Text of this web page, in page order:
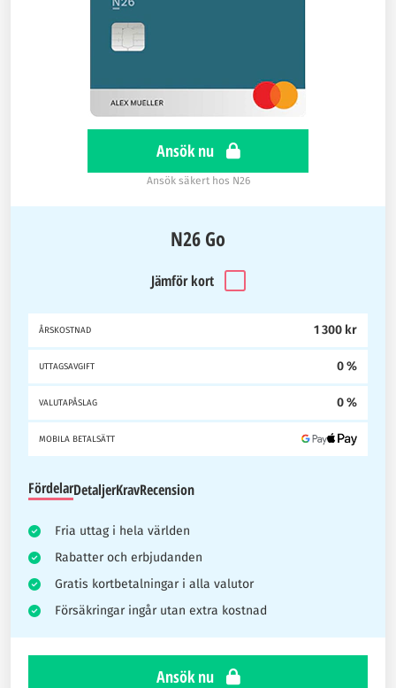
Ansök nu
Ansök säkert hos N26
N26 Go
Jämför kort
ÅRSKOSTNAD 1 300 kr
UTTAGSAVGIFT 0 %
VALUTAPÅSLAG 0 %
MOBILA BETALSÄTT
FördelarDetaljerKravRecension
Fria uttag i hela världen
Rabatter och erbjudanden
Gratis kortbetalningar i alla valutor
Försäkringar ingår utan extra kostnad
Ansök nu